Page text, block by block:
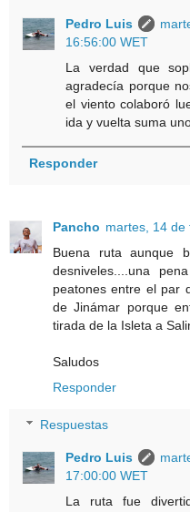
Pedro Luis
16:56:00 WET
La verdad que
agradecía porque
el viento colaboró
ida y vuelta suma
Responder
Pancho martes, 14 de
Buena ruta aunque
desniveles....una
peatones entre el par
de Jinámar porque
tirada de la Isleta a
Saludos
Responder
Respuestas
Pedro Luis
17:00:00 WET
La ruta fue